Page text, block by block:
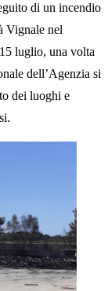
di un incendio
Vignale nel
luglio, una volta
dell’Agenzia si
dei luoghi e